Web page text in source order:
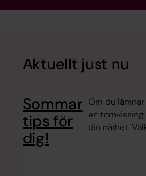
Aktuellt just nu
Sommar
tips för
dig!
Om du
en
din närhet.